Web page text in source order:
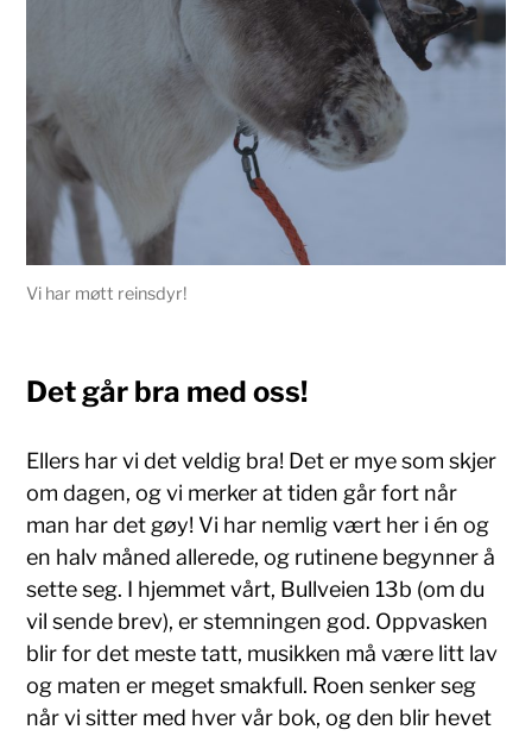
Vi har møtt reinsdyr!
Det går bra med oss!
Ellers har vi det veldig bra! Det er mye som skjer
om dagen, og vi merker at tiden går fort når
man har det gøy! Vi har nemlig vært her i én og
en halv måned allerede, og rutinene begynner å
sette seg. I hjemmet vårt, Bullveien 13b (om du
vil sende brev), er stemningen god. Oppvasken
blir for det meste tatt, musikken må være litt lav
og maten er meget smakfull. Roen senker seg
når vi sitter med hver vår bok, og den blir hevet